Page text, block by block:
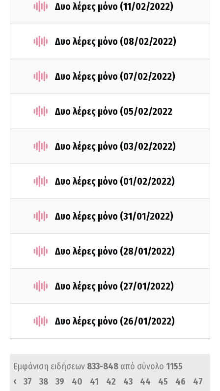
Δυο λέρες μόνο (11/02/2022)
Δυο λέρες μόνο (08/02/2022)
Δυο λέρες μόνο (07/02/2022)
Δυο λέρες μόνο (05/02/2022
Δυο λέρες μόνο (03/02/2022)
Δυο λέρες μόνο (01/02/2022)
Δυο λέρες μόνο (31/01/2022)
Δυο λέρες μόνο (28/01/2022)
Δυο λέρες μόνο (27/01/2022)
Δυο λέρες μόνο (26/01/2022)
Εμφάνιση ειδήσεων 833-848 από σύνολο 1155
‹
37 38 39 40 41 42 43 44 45 46
47